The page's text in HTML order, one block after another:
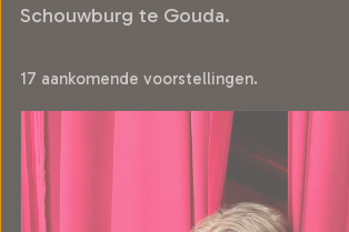
Schouwburg te Gouda.
17 aankomende voorstellingen.